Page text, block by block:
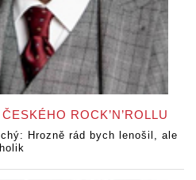
ROCK’N’ROLLU
Hrozně rád bych lenošil, ale